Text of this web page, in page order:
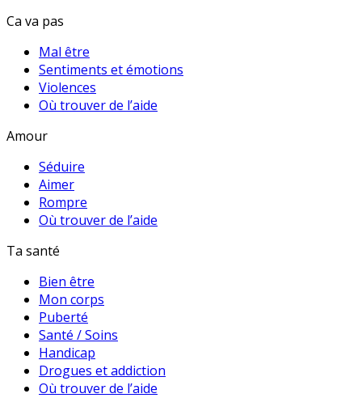
Ca va pas
Mal être
Sentiments et émotions
Violences
Où trouver de l’aide
Amour
Séduire
Aimer
Rompre
Où trouver de l’aide
Ta santé
Bien être
Mon corps
Puberté
Santé / Soins
Handicap
Drogues et addiction
Où trouver de l’aide